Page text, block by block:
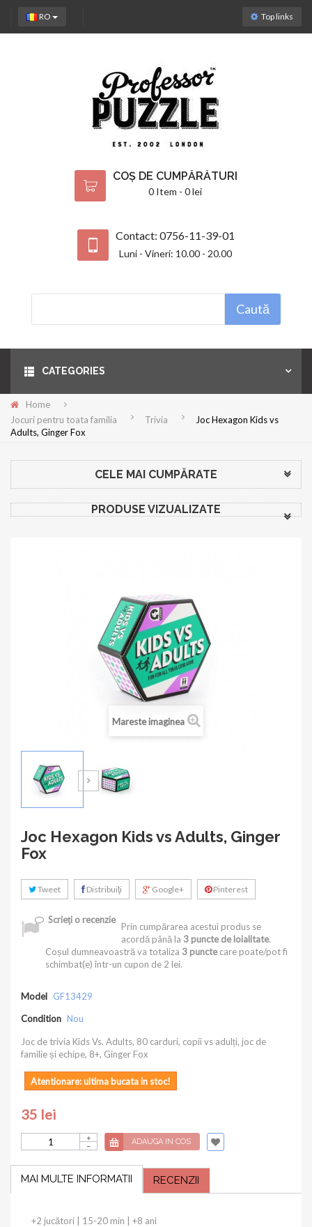
Top links
RO
COȘ DE CUMPĂRĂTURI
0 Item - 0 lei
Contact: 0756-11-39-01
Luni - Vineri: 10.00 - 20.00
Caută
CATEGORIES
Home
Jocuri pentru toata familia
Trivia
Joc Hexagon Kids vs
Adults, Ginger Fox
CELE MAI CUMPĂRATE
PRODUSE VIZUALIZATE
Mareste imaginea
Joc Hexagon Kids vs Adults, Ginger
Fox
Tweet Distribuiţi Google+ Pinterest
Scrieţi o recenzie
Prin cumpărarea acestui produs se
acordă până la 3 puncte de loialitate.
Coșul dumneavoastră va totaliza 3 punctecare poate/pot fi
schimbat(e) într-un cupon de 2 lei.
Model GF13429
Condition Nou
Joc de trivia Kids Vs. Adults, 80 carduri, copii vs adulți, joc de
familie și echipe, 8+, Ginger Fox
Atentionare: ultima bucata in stoc!
35 lei
ADAUGA IN COS
MAI MULTE INFORMATII RECENZII
+2 jucători | 15-20 min | +8 ani